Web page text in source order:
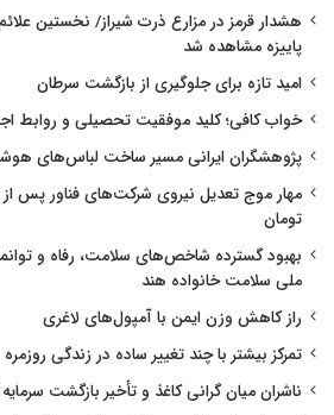
هشدار قرمز در مزارع ذرت شیراز/ نخستین
پاییزه مشاهده شد
امید تازه برای جلوگیری از بازگشت سرطان
خواب کافی؛ کلید موفقیت تحصیلی و روابط
پژوهشگران ایرانی مسیر ساخت لباس‌های
تومان
بهبود گسترده شاخص‌های سلامت، رفاه و
ملی سلامت خانواده هند
راز کاهش وزن ایمن با آمپول‌های لاغری
تمرکز بیشتر با چند تغییر ساده در زندگی روزمره
ناشران میان گرانی کاغذ و تأخیر بازگشت سرمایه